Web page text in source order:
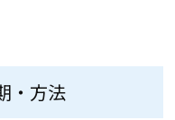
・方法